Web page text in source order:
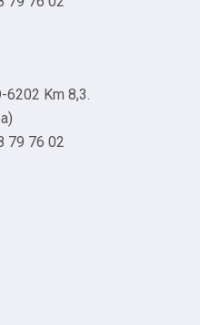
6202 Km 8,3.
79 76 02